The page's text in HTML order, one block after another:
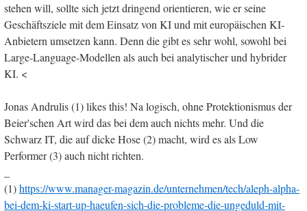
stehen will, sollte sich jetzt dringend orientieren, wie er seine
Geschäftsziele mit dem Einsatz von KI und mit europäischen KI-
Anbietern umsetzen kann. Denn die gibt es sehr wohl, sowohl bei
Large-Language-Modellen als auch bei analytischer und hybrider
KI. <
Jonas Andrulis (1) likes this! Na logisch, ohne Protektionismus der
Beier'schen Art wird das bei dem auch nichts mehr. Und die
Schwarz IT, die auf dicke Hose (2) macht, wird es als Low
Performer (3) auch nicht richten.
(1)https://www.manager-magazin.de/unternehmen/tech/aleph-alpha-
bei-dem-ki-start-up-haeufen-sich-die-probleme-die-ungeduld-mit-